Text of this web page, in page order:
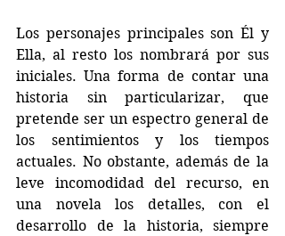
Los personajes principales son Él y
Ella, al resto los nombrará por sus
iniciales. Una forma de contar una
historia sin particularizar, que
pretende ser un espectro general de
los sentimientos y los tiempos
actuales. No obstante, además de la
leve incomodidad del recurso, en
una novela los detalles, con el
desarrollo de la historia, siempre